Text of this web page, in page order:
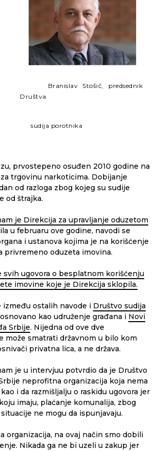
Branislav Stošić, predsednik
Društva
sudija porotnika
prvostepeno osuđen 2010 godine na
trgovinu narkoticima. Dobijanje
od razloga zbog kojeg su sudije
od štrajka.
je Direkcija za upravljanje oduzetom
u februaru ove godine, navodi se
i ustanova kojima je na korišćenje
privremeno oduzeta imovina.
svih ugovora o besplatnom korišćenju
imovine koje je Direkcija sklopila.
između ostalih navode i Društvo sudija
kao udruženje građana i Novi
Srbije. Nijedna od ove dve
može smatrati državnom u bilo kom
privatna lica, a ne država.
je u intervjuu potvrdio da je Društvo
neprofitna organizacija koja nema
i da razmišljalju o raskidu ugovora jer
imaju, plaćanje komunalija, zbog
ne mogu da ispunjavaju.
organizacija, na ovaj način smo dobili
Nikada ga ne bi uzeli u zakup jer